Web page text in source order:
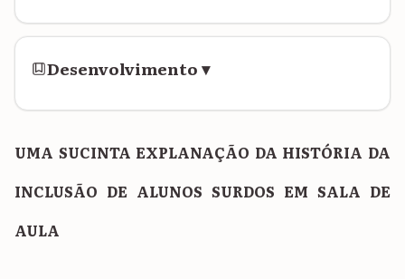
Desenvolvimento▾
UMA SUCINTA EXPLANAÇÃO DA HISTÓRIA DA
INCLUSÃO DE ALUNOS SURDOS EM SALA DE
AULA